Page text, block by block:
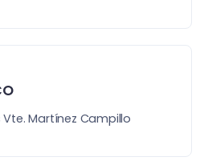
Martínez Campillo